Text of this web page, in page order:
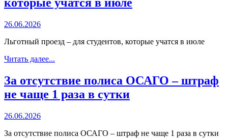
26.06.2026
Льготный проезд – для студентов, которые учатся в июле
Читать далее...
За отсутствие полиса ОСАГО – штраф
не чаще 1 раза в сутки
26.06.2026
За отсутствие полиса ОСАГО – штраф не чаще 1 раза в сутки